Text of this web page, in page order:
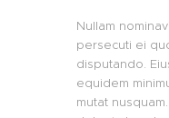
Nullam
persecuti ei
disputando.
equidem
mutat